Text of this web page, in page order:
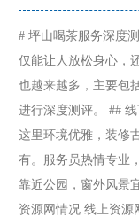
# 坪山喝茶服务深度
仅能让人放松身心，
也越来越多，主要包
进行深度测评。 ##
这里环境优雅，装修
有。服务员热情专业
靠近公园，窗外风景
资源网情况 线上资源